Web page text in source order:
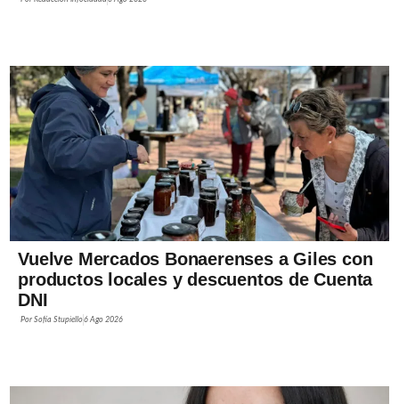
Vuelve Mercados Bonaerenses a Giles con
productos locales y descuentos de Cuenta
DNI
PorSofía Stupiello6 Ago 2026